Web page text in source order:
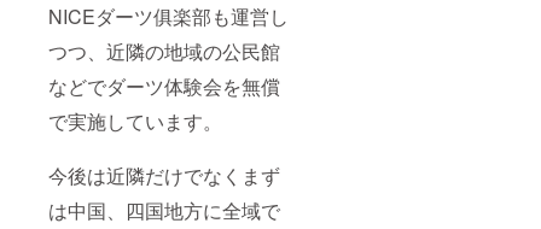
NICEダーツ俱楽部も運営し
つつ、近隣の地域の公民館
などでダーツ体験会を無償
で実施しています。
今後は近隣だけでなくまず
は中国、四国地方に全域で